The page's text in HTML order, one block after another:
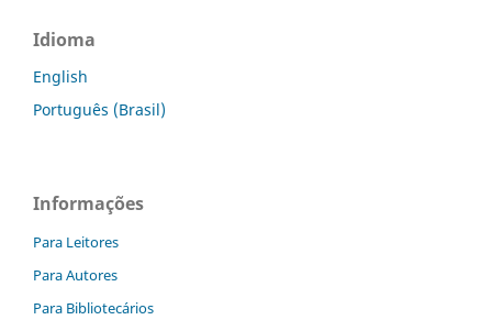
Idioma
English
Português (Brasil)
Informações
Para Leitores
Para Autores
Para Bibliotecários